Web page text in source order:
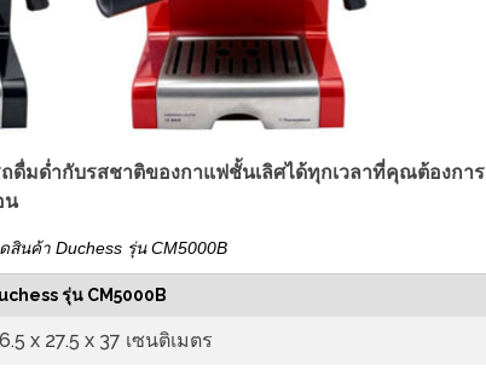
มด่ำกับรสชาติของกาแฟชั้นเลิศได้ทุกเวลาที่คุณต้องการ
น
ดสินค้า Duchess รุ่น CM5000B
รุ่น CM5000B
x 27.5 x 37 เซนติเมตร